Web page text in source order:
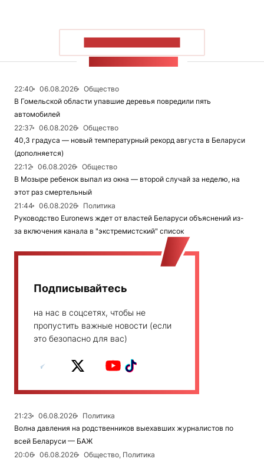
22:40 06.08.2026
Общество
В Гомельской области упавшие деревья повредили пять
автомобилей
22:37
06.08.2026
Общество
40,3 градуса — новый температурный рекорд августа в Беларуси
(дополняется)
22:12
06.08.2026
Общество
В Мозыре ребенок выпал из окна — второй случай за неделю, на
этот раз смертельный
21:44
06.08.2026
Политика
Руководство Euronews ждет от властей Беларуси объяснений из-
за включения канала в "экстремистский" список
Подписывайтесь
на нас в соцсетях, чтобы не
пропустить важные новости (если
это безопасно для вас)
21:23 06.08.2026
Политика
Волна давления на родственников выехавших журналистов по
всей Беларуси — БАЖ
20:06
06.08.2026
Общество, Политика